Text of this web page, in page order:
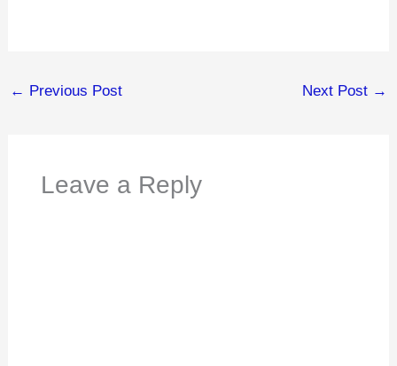
← Previous Post Next Post →
Leave a Reply